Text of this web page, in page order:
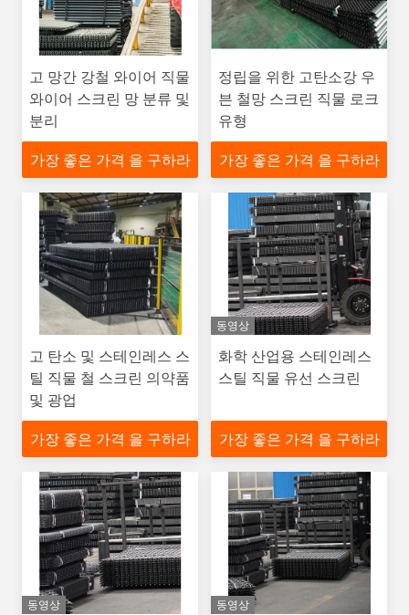
고 망간 강철 와이어 직물
와이어 스크린 망 분류 및
분리
가장 좋은 가격 을 구하라
정립을 위한 고탄소강 우
븐 철망 스크린 직물 로크
유형
가장 좋은 가격 을 구하라
고 탄소 및 스테인레스 스
틸 직물 철 스크린 의약품
및 광업
가장 좋은 가격 을 구하라
동영상
화학 산업용 스테인레스
스틸 직물 유선 스크린
가장 좋은 가격 을 구하라
동영상 동영상